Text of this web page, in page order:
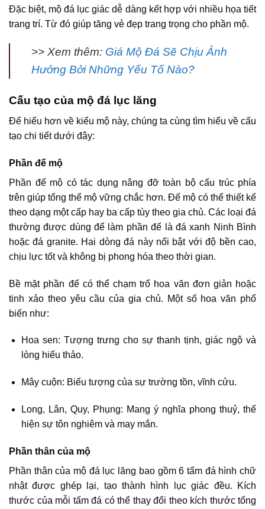
Đặc biệt, mộ đá lục giác dễ dàng kết hợp với nhiều họa tiết
trang trí. Từ đó giúp tăng vẻ đẹp trang trọng cho phần mộ.
>> Xem thêm: Giá Mộ Đá Sẽ Chịu Ảnh
Hưởng Bởi Những Yếu Tố Nào?
Cấu tạo của mộ đá lục lăng
Để hiểu hơn về kiểu mộ này, chúng ta cùng tìm hiểu về cấu
tạo chi tiết dưới đây:
Phần đế mộ
Phần đế mộ có tác dụng nâng đỡ toàn bộ cấu trúc phía
trên giúp tổng thể mộ vững chắc hơn. Đế mộ có thể thiết kế
theo dạng một cấp hay ba cấp tùy theo gia chủ. Các loại đá
thường được dùng để làm phần đế là đá xanh Ninh Bình
hoặc đá granite. Hai dòng đá này nổi bật với độ bền cao,
chịu lực tốt và không bị phong hóa theo thời gian.
Bề mặt phần đế có thể chạm trổ hoa văn đơn giản hoặc
tinh xảo theo yêu cầu của gia chủ. Một số hoa văn phổ
biến như:
Hoa sen: Tượng trưng cho sự thanh tịnh, giác ngộ và
lòng hiếu thảo.
Mây cuộn: Biểu tượng của sự trường tồn, vĩnh cửu.
Long, Lân, Quy, Phụng: Mang ý nghĩa phong thuỷ, thể
hiện sự tôn nghiêm và may mắn.
Phần thân của mộ
Phần thân của mộ đá lục lăng bao gồm 6 tấm đá hình chữ
nhật được ghép lại, tạo thành hình lục giác đều. Kích
thước của mỗi tấm đá có thể thay đổi theo kích thước tổng